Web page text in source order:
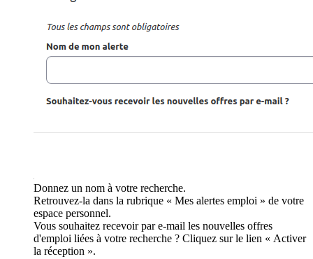
Donnez un nom à votre recherche.
Retrouvez-la dans la rubrique « Mes alertes emploi » de votre
espace personnel.
Vous souhaitez recevoir par e-mail les nouvelles offres
d'emploi liées à votre recherche ? Cliquez sur le lien « Activer
la réception ».